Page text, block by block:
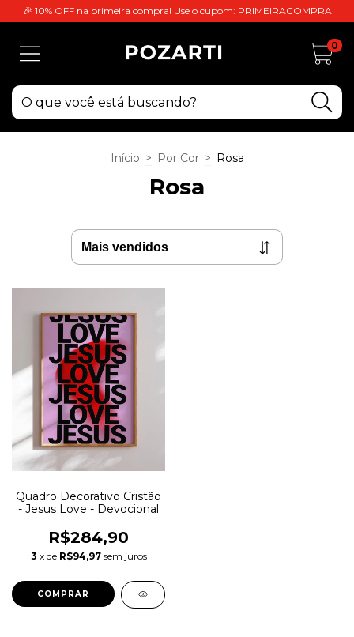
🎉 10% OFF na primeira compra! Use o cupom: PRIMEIRACOMPRA
0
Início > Por Cor > Rosa
Rosa
Quadro Decorativo Cristão
- Jesus Love - Devocional
R$284,90
3 x de R$94,97 sem juros
COMPRAR